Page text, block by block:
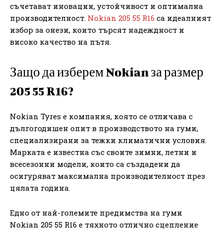
съчетават иновации, устойчивост и оптимална
производителност. Nokian 205 55 R16 са идеалният
избор за онези, които търсят надеждност и
високо качество на пътя.
Защо да изберем Nokian за размер
205 55 R16?
Nokian Tyres е компания, която се отличава с
дългогодишен опит в производството на гуми,
специализирани за тежки климатични условия.
Марката е известна със своите зимни, летни и
всесезонни модели, които са създадени да
осигуряват максимална производителност през
цялата година.
Едно от най-големите предимства на гуми
Nokian 205 55 R16 е тяхното отлично сцепление